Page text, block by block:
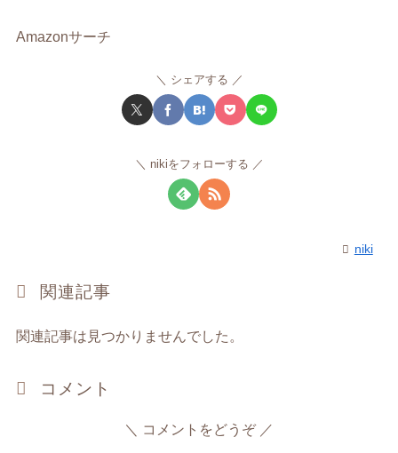
Amazonサーチ
シェアする
nikiをフォローする
niki
関連記事
関連記事は見つかりませんでした。
コメント
コメントをどうぞ